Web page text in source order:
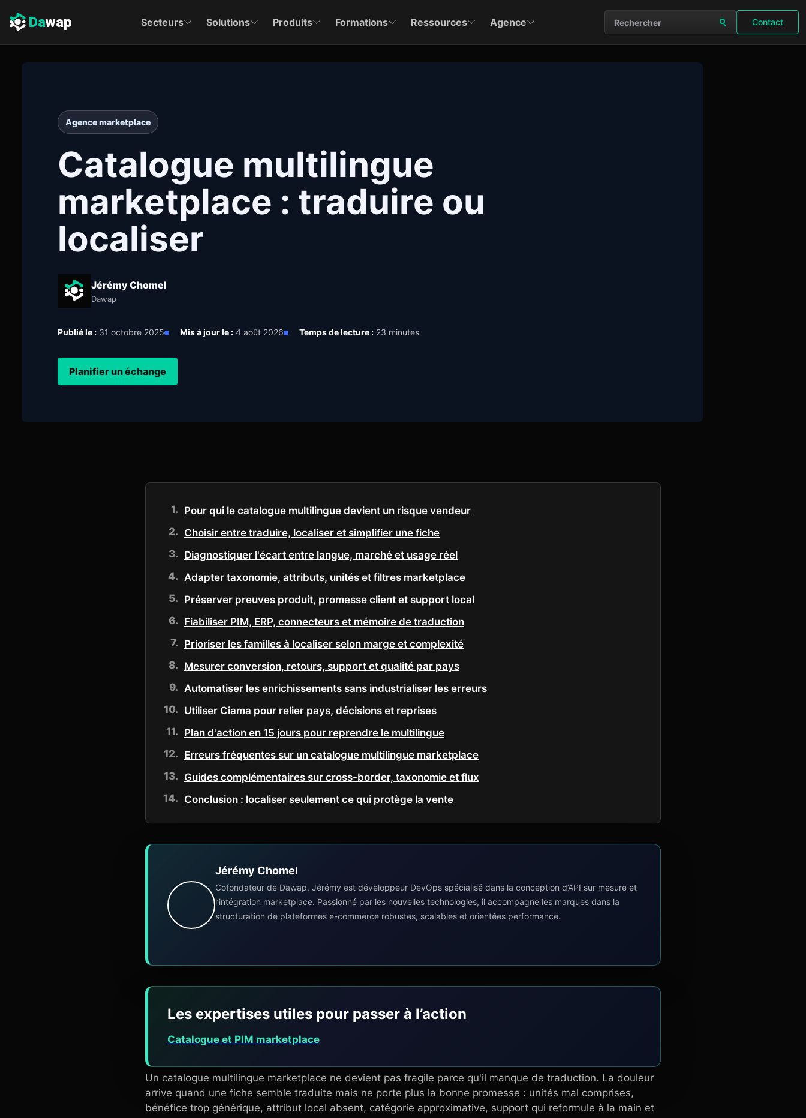
Dawap Secteurs Solutions Produits Formations Ressources Agence
Rechercher sur le site
Contact
Agence marketplace
Catalogue multilingue
marketplace : traduire ou
localiser
Jérémy Chomel
Dawap
Publié le : 31 octobre 2025 Mis à jour le : 4 août 2026 Temps de lecture : 23 minutes
Planifier un échange
Pour qui le catalogue multilingue devient un risque vendeur
Choisir entre traduire, localiser et simplifier une fiche
Diagnostiquer l'écart entre langue, marché et usage réel
Adapter taxonomie, attributs, unités et filtres marketplace
Préserver preuves produit, promesse client et support local
Fiabiliser PIM, ERP, connecteurs et mémoire de traduction
Prioriser les familles à localiser selon marge et complexité
Mesurer conversion, retours, support et qualité par pays
Automatiser les enrichissements sans industrialiser les erreurs
Utiliser Ciama pour relier pays, décisions et reprises
Plan d'action en 15 jours pour reprendre le multilingue
Erreurs fréquentes sur un catalogue multilingue marketplace
Guides complémentaires sur cross-border, taxonomie et flux
Conclusion : localiser seulement ce qui protège la vente
Jérémy Chomel
Cofondateur de Dawap, Jérémy est développeur DevOps spécialisé dans la conception d’API sur mesure et
l’intégration marketplace. Passionné par les nouvelles technologies, il accompagne les marques dans la
structuration de plateformes e-commerce robustes, scalables et orientées performance.
Les expertises utiles pour passer à l’action
Catalogue et PIM marketplace
Un catalogue multilingue marketplace ne devient pas fragile parce qu'il manque de traduction. La douleur
arrive quand une fiche semble traduite mais ne porte plus la bonne promesse : unités mal comprises,
bénéfice trop générique, attribut local absent, catégorie approximative, support qui reformule à la main et